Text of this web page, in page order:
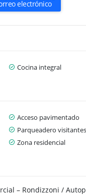
electrónico
Cocina integral
Acceso pavimentado
Parqueadero visitantes
Zona residencial
– Rondizzoni /